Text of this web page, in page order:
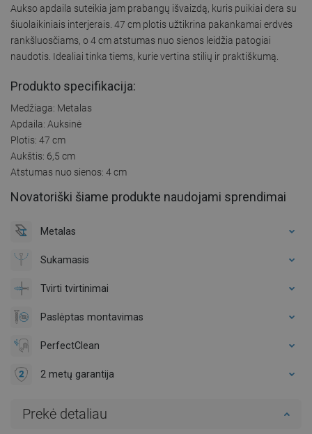
Aukso apdaila suteikia jam prabangų išvaizdą, kuris puikiai dera su
šiuolaikiniais interjerais. 47 cm plotis užtikrina pakankamai erdvės
rankšluosčiams, o 4 cm atstumas nuo sienos leidžia patogiai
naudotis. Idealiai tinka tiems, kurie vertina stilių ir praktiškumą.
Produkto specifikacija:
Medžiaga: Metalas
Apdaila: Auksinė
Plotis: 47 cm
Aukštis: 6,5 cm
Atstumas nuo sienos: 4 cm
Novatoriški šiame produkte naudojami sprendimai
Metalas
Sukamasis
Tvirti tvirtinimai
Paslėptas montavimas
PerfectClean
2 metų garantija
Prekė detaliau